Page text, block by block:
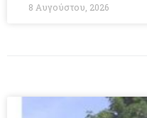
8 Αυγούστου, 2026